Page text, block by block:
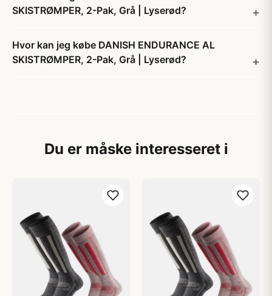
SKISTRØMPER, 2-Pak, Grå | Lyserød?
Hvor kan jeg købe DANISH ENDURANCE AL
SKISTRØMPER, 2-Pak, Grå | Lyserød?
Du er måske interesseret i